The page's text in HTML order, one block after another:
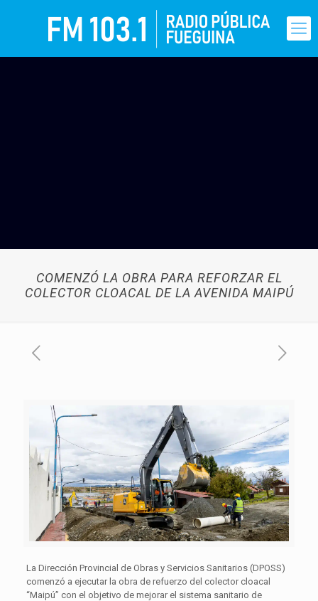
COMENZÓ LA OBRA PARA REFORZAR EL
COLECTOR CLOACAL DE LA AVENIDA MAIPÚ
La Dirección Provincial de Obras y Servicios Sanitarios (DPOSS)
comenzó a ejecutar la obra de refuerzo del colector cloacal
“Maipú” con el objetivo de mejorar el sistema sanitario de